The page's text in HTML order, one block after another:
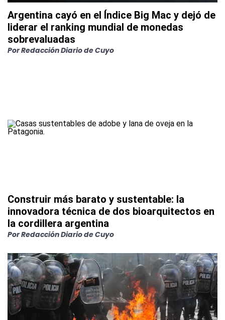
Argentina cayó en el Índice Big Mac y dejó de
liderar el ranking mundial de monedas
sobrevaluadas
PorRedacción Diario de Cuyo
Construir más barato y sustentable: la
innovadora técnica de dos bioarquitectos en
la cordillera argentina
PorRedacción Diario de Cuyo